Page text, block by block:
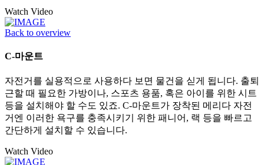
Watch Video
Back to overview
C-마운트
자전거를 실용적으로 사용하다 보면 물건을 싣게 됩니다. 출퇴
근할 때 필요한 가방이나, 스포츠 용품, 혹은 아이를 위한 시트
등을 설치해야 할 수도 있죠. C-마운트가 장착된 메리다 자전
거엔 이러한 욕구를 충족시키기 위한 패니어, 랙 등을 빠르고
간단하게 설치할 수 있습니다.
Watch Video